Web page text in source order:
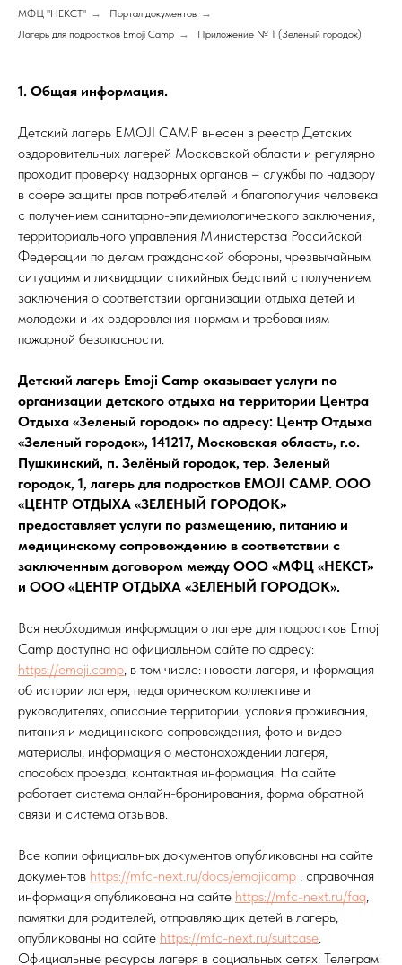
МФЦ "НЕКСТ" → Портал документов →
Лагерь для подростков Emoji Camp → Приложение № 1 (Зеленый городок)
1. Общая информация.
Детский лагерь EMOJI CAMP внесен в реестр Детских
оздоровительных лагерей Московской области и регулярно
проходит проверку надзорных органов – службы по надзору
в сфере защиты прав потребителей и благополучия человека
с получением санитарно-эпидемиологического заключения,
территориального управления Министерства Российской
Федерации по делам гражданской обороны, чрезвычайным
ситуациям и ликвидации стихийных бедствий с получением
заключения о соответствии организации отдыха детей и
молодежи и их оздоровления нормам и требованиям
пожарной безопасности.
Детский лагерь Emoji Camp оказывает услуги по
организации детского отдыха на территории Центра
Отдыха «Зеленый городок» по адресу: Центр Отдыха
«Зеленый городок», 141217, Московская область, г.о.
Пушкинский, п. Зелёный городок, тер. Зеленый
городок, 1, лагерь для подростков EMOJI CAMP. ООО
«ЦЕНТР ОТДЫХА «ЗЕЛЕНЫЙ ГОРОДОК»
предоставляет услуги по размещению, питанию и
медицинскому сопровождению в соответствии с
заключенным договором между ООО «МФЦ «НЕКСТ»
и ООО «ЦЕНТР ОТДЫХА «ЗЕЛЕНЫЙ ГОРОДОК».
Вся необходимая информация о лагере для подростков Emoji
Camp доступна на официальном сайте по адресу:
https://emoji.camp, в том числе: новости лагеря, информация
об истории лагеря, педагорическом коллективе и
руководителях, описание территории, условия проживания,
питания и медицинского сопровождения, фото и видео
материалы, информация о местонахождении лагеря,
способах проезда, контактная информация. На сайте
работает система онлайн-бронирования, форма обратной
связи и система отзывов.
Все копии официальных документов опубликованы на сайте
документов https://mfc-next.ru/docs/emojicamp , справочная
информация опубликована на сайте https://mfc-next.ru/faq,
памятки для родителей, отправляющих детей в лагерь,
опубликованы на сайте https://mfc-next.ru/suitcase.
Официальные ресурсы лагеря в социальных сетях: Телеграм: